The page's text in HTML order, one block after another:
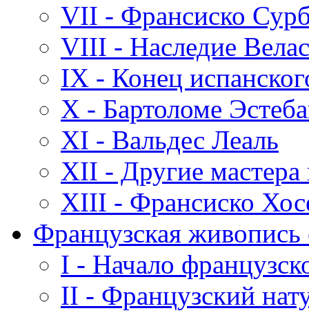
VII - Франсиско
VIII - Наследие
IX - Конец
X - Бартоломе
XI - Вальдес Леаль
XII - Другие
XIII - Франсиско
Французская
I - Начало
II - Французский